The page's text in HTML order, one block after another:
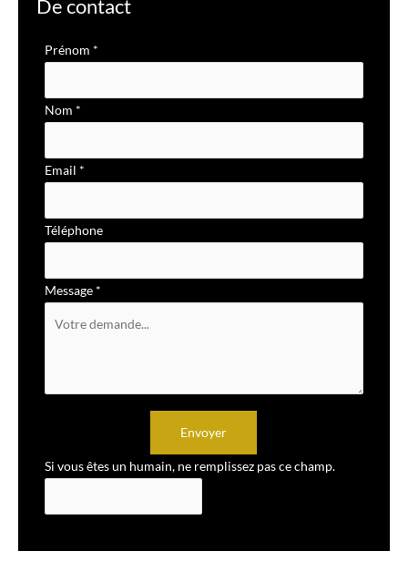
De contact
Formulaire
avec
téléphone
Prénom *
Nom *
Email *
Téléphone
Message *
Envoyer
Si vous êtes un humain, ne remplissez pas ce champ.